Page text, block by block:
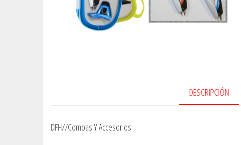
DESCRIPCIÓN
DFH//Compas Y Accesorios